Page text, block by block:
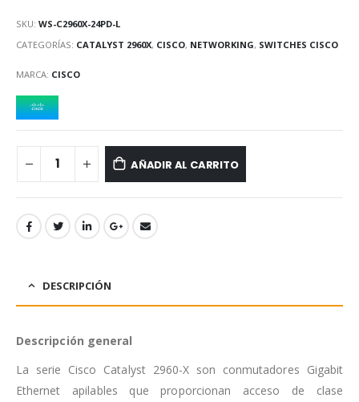
SKU: WS-C2960X-24PD-L
CATEGORÍAS: CATALYST 2960X, CISCO, NETWORKING, SWITCHES CISCO
MARCA: CISCO
AÑADIR AL CARRITO
DESCRIPCIÓN
Descripción general
La serie Cisco Catalyst 2960-X son conmutadores Gigabit
Ethernet apilables que proporcionan acceso de clase